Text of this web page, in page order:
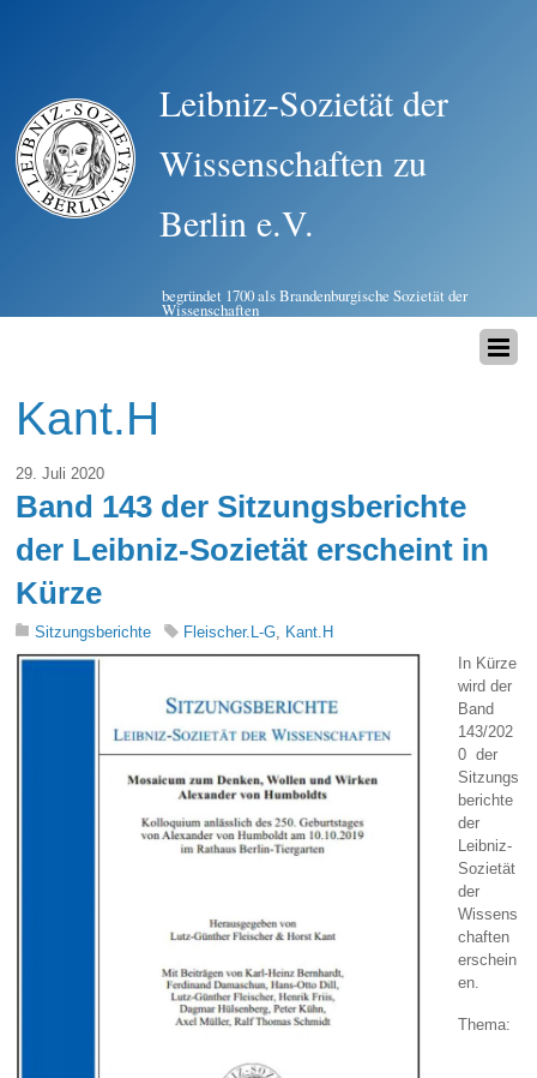
Leibniz-Sozietät der
Wissenschaften zu
Berlin e.V.
begründet 1700 als Brandenburgische Sozietät der
Wissenschaften
Kant.H
29. Juli 2020
Band 143 der Sitzungsberichte
der Leibniz-Sozietät erscheint in
Kürze
Sitzungsberichte Fleischer.L-G, Kant.H
In Kürze
wird der
Band
143/202
0 der
Sitzungs
berichte
der
Leibniz-
Sozietät
der
Wissens
chaften
erschein
en.
Thema: